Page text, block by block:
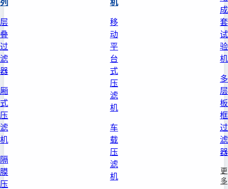
列
层
叠
过
滤
器
厢
式
压
滤
机
隔
膜
压
机
移
动
平
台
式
压
滤
机
车
载
压
滤
机
成
套
试
验
机
多
层
板
框
过
滤
器
更
多